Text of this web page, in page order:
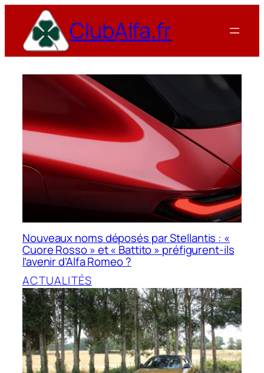
contenu
ClubAlfa.fr
Nouveaux noms déposés par Stellantis : «
Cuore Rosso » et « Battito » préfigurent-ils
l’avenir d’Alfa Romeo ?
ACTUALITÉS